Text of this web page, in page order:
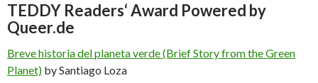
TEDDY Readers‘ Award Powered by
Queer.de
Breve historia del planeta verde (Brief Story from the Green
Planet) by Santiago Loza